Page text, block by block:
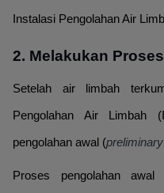
Instalasi Pengolahan Air
2. Melakukan
Setelah air limbah
Pengolahan Air Limbah
pengolahan awal (
Proses pengolahan awal